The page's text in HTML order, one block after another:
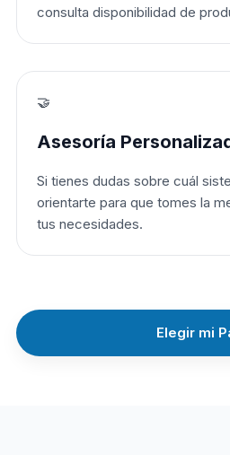
consulta disponibilidad de
🤝
Asesoría
Si tienes dudas sobre cuál
orientarte para que tomes la
tus necesidades.
Elegir mi